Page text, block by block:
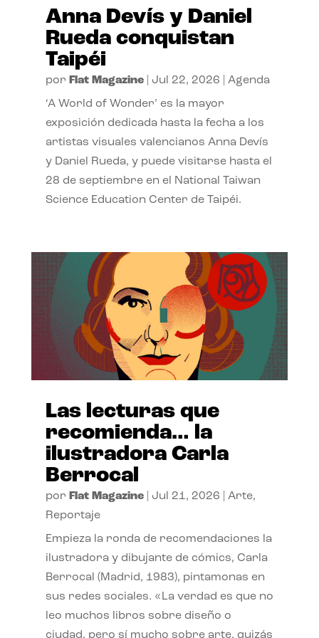
Anna Devís y Daniel
Rueda conquistan
Taipéi
por Flat Magazine| Jul 22, 2026 Agenda
‘A World of Wonder’ es la mayor
exposición dedicada hasta la fecha a los
artistas visuales valencianos Anna Devís
y Daniel Rueda, y puede visitarse hasta el
28 de septiembre en el National Taiwan
Science Education Center de Taipéi.
Las lecturas que
recomienda… la
ilustradora Carla
Berrocal
por Flat Magazine| Jul 21, 2026 Arte,
Reportaje
Empieza la ronda de recomendaciones la
ilustradora y dibujante de cómics, Carla
Berrocal (Madrid, 1983), pintamonas en
sus redes sociales. «La verdad es que no
leo muchos libros sobre diseño o
ciudad, pero sí mucho sobre arte, quizás